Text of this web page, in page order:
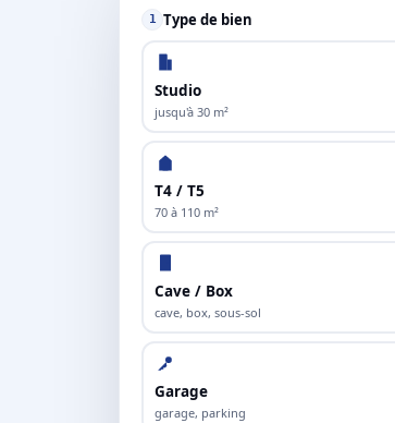
1 Type de bien
Studio
jusqu'à 30 m²
T4 / T5
70 à 110 m²
Cave / Box
cave, box, sous-sol
Garage
garage, parking